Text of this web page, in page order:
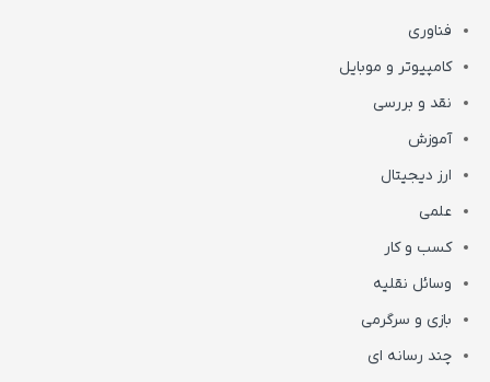
فناوری
کامپیوتر و موبایل
نقد و بررسی
آموزش
ارز دیجیتال
علمی
کسب و کار
وسائل نقلیه
بازی و سرگرمی
چند رسانه ای